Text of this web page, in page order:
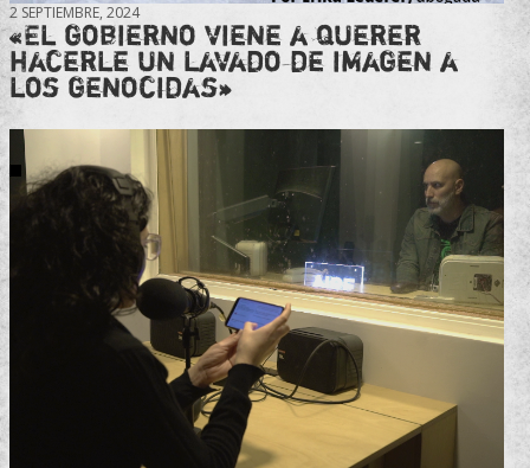
2 SEPTIEMBRE, 2024
«El gobierno viene a querer
hacerle un lavado de imagen a
los genocidas»